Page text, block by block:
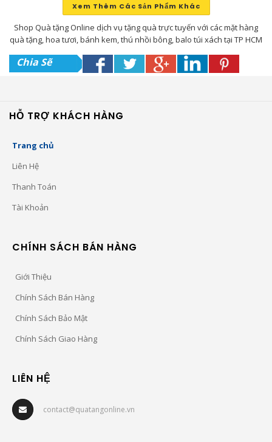
Xem Thêm Các Sản Phẩm Khác
Shop Quà tặng Online dịch vụ tặng quà trực tuyến với các mặt hàng
quà tặng, hoa tươi, bánh kem, thú nhồi bông, balo túi xách tại TP HCM
Chia Sẽ
HỖ TRỢ KHÁCH HÀNG
Trang chủ
Liên Hệ
Thanh Toán
Tài Khoản
CHÍNH SÁCH BÁN HÀNG
Giới Thiệu
Chính Sách Bán Hàng
Chính Sách Bảo Mật
Chính Sách Giao Hàng
LIÊN HỆ
contact@quatangonline.vn